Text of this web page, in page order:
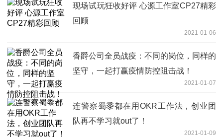
现场试玩狂收好评 心源工作室CP27精彩
回顾
2021-01-06
香爵公司全员战疫：不同的岗位，同样的
坚守，一起打赢疫情防控阻击战！
2021-01-07
连警察蜀黍都在用OKR工作法，创业团
队再不学习就out了！
2021-01-09